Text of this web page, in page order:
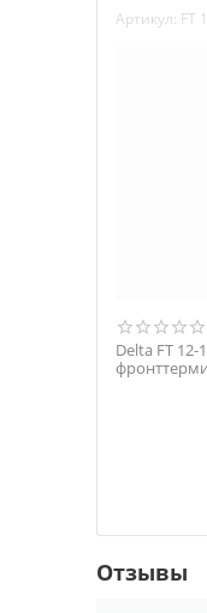
Артикул: FT
Delta FT 12-
Отзывы